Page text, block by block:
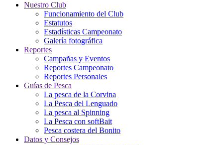
Nuestro Club
Funcionamiento del Club
Estatutos
Estadísticas Campeonato
Galería fotográfica
Reportes
Campañas y Eventos
Reportes Campeonato
Reportes Personales
Guías de Pesca
La pesca de la Corvina
La Pesca del Lenguado
La pesca al Spinning
La Pesca con softBait
Pesca costera del Bonito
Datos y Consejos